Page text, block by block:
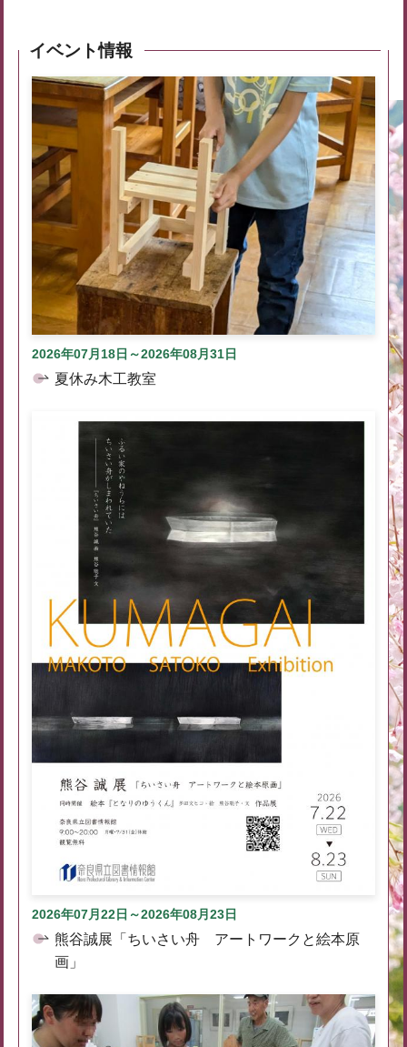
イベント情報
2026年07月18日～2026年08月31日
夏休み木工教室
2026年07月22日～2026年08月23日
熊谷誠展「ちいさい舟 アートワークと絵本原
画」